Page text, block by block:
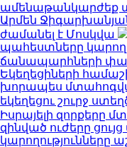
ամենաթանկարժեք
Արմեն
ժամանել է Մոսկվա
պահեստները կարող
ճանապարհների
Եկեղեցիների
խորապես
եկեղեցու շուրջ
Իսրայելի զորքերը
զինված ուժերը